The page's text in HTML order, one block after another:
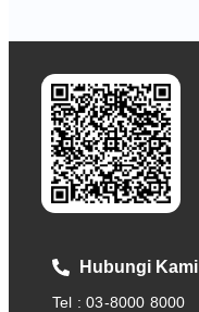
Hubungi Kami
Tel : 03-8000 8000